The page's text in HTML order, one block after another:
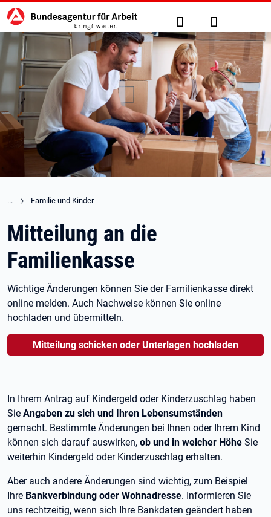
zu den Hauptinhalten springen
Hauptnavigation Suche Anmelden
Familie und Kinder
Mitteilung an die
Familienkasse
Wichtige Änderungen können Sie der Familienkasse direkt
online melden. Auch Nachweise können Sie online
hochladen und übermitteln.
Mitteilung schicken oder Unterlagen hochladen
In Ihrem Antrag auf Kindergeld oder Kinderzuschlag haben
Sie Angaben zu sich und Ihren Lebensumständen
gemacht. Bestimmte Änderungen bei Ihnen oder Ihrem Kind
können sich darauf auswirken, ob und in welcher Höhe Sie
weiterhin Kindergeld oder Kinderzuschlag erhalten.
Aber auch andere Änderungen sind wichtig, zum Beispiel
Ihre Bankverbindung oder Wohnadresse. Informieren Sie
uns rechtzeitig, wenn sich Ihre Bankdaten geändert haben